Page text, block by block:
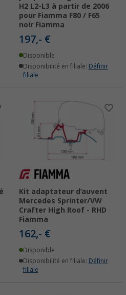
H2 L2-L3 à partir de 2006
pour Fiamma F80 / F65
noir Fiamma
197,- €
Disponible
Disponibilité en filiale: Définir
filiale
Kit adaptateur d’auvent
Mercedes Sprinter/VW
Crafter High Roof - RHD
Fiamma
162,- €
Disponible
Disponibilité en filiale: Définir
filiale